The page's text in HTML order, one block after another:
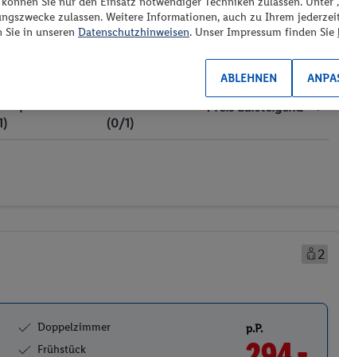
los?
(0/1)
Preis aufsteigend
2
Doppelzimmer
Frühstück
p.P.
zulassen. Weitere Informationen, auch zu Ihrem
in unseren Datenschutzhinweisen. Unser Impressum finden Sie
ABLEHNEN